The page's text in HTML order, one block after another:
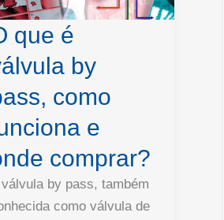
que é
by
como
e
comprar?
by pass, também
como válvula de